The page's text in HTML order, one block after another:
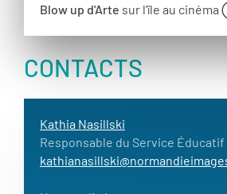
Blow up d'Arte sur l’île au cinéma
CONTACTS
Kathia Nasillski
Responsable du Service Éducatif